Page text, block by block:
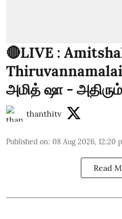
🔴LIVE :
அமித் ஷா -
thanthitv
Published on: 08 Aug 2026, 12:20
Read